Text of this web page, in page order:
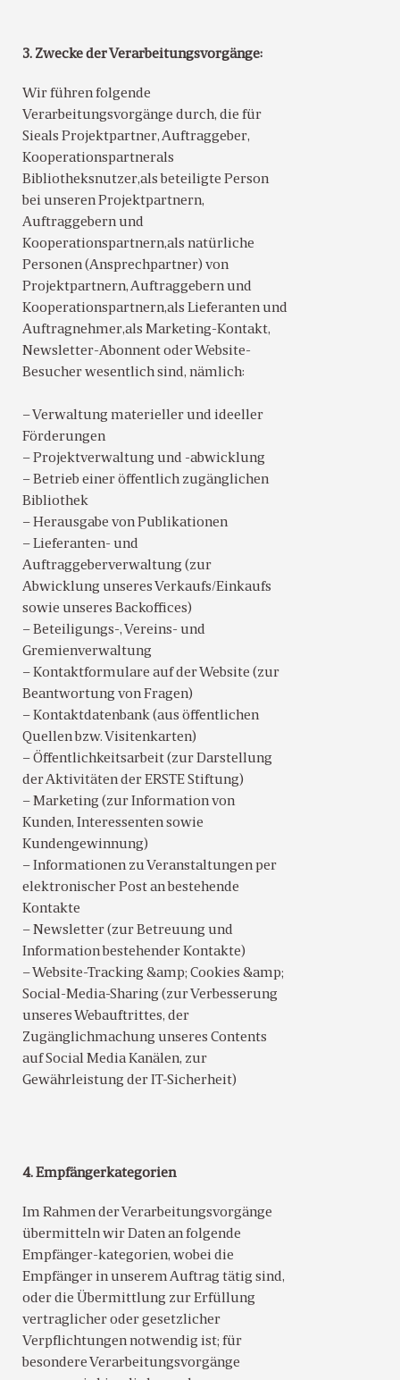
3. Zwecke der Verarbeitungsvorgänge:
Wir führen folgende
Verarbeitungsvorgänge durch, die für
Sieals Projektpartner, Auftraggeber,
Kooperationspartnerals
Bibliotheksnutzer,als beteiligte Person
bei unseren Projektpartnern,
Auftraggebern und
Kooperationspartnern,als natürliche
Personen (Ansprechpartner) von
Projektpartnern, Auftraggebern und
Kooperationspartnern,als Lieferanten und
Auftragnehmer,als Marketing-Kontakt,
Newsletter-Abonnent oder Website-
Besucher wesentlich sind, nämlich:
– Verwaltung materieller und ideeller
Förderungen
– Projektverwaltung und -abwicklung
– Betrieb einer öffentlich zugänglichen
Bibliothek
– Herausgabe von Publikationen
– Lieferanten- und
Auftraggeberverwaltung (zur
Abwicklung unseres Verkaufs/Einkaufs
sowie unseres Backoffices)
– Beteiligungs-, Vereins- und
Gremienverwaltung
– Kontaktformulare auf der Website (zur
Beantwortung von Fragen)
– Kontaktdatenbank (aus öffentlichen
Quellen bzw. Visitenkarten)
– Öffentlichkeitsarbeit (zur Darstellung
der Aktivitäten der ERSTE Stiftung)
– Marketing (zur Information von
Kunden, Interessenten sowie
Kundengewinnung)
– Informationen zu Veranstaltungen per
elektronischer Post an bestehende
Kontakte
– Newsletter (zur Betreuung und
Information bestehender Kontakte)
– Website-Tracking &amp; Cookies &amp;
Social-Media-Sharing (zur Verbesserung
unseres Webauftrittes, der
Zugänglichmachung unseres Contents
auf Social Media Kanälen, zur
Gewährleistung der IT-Sicherheit)
4. Empfängerkategorien
Im Rahmen der Verarbeitungsvorgänge
übermitteln wir Daten an folgende
Empfänger-kategorien, wobei die
Empfänger in unserem Auftrag tätig sind,
oder die Übermittlung zur Erfüllung
vertraglicher oder gesetzlicher
Verpflichtungen notwendig ist; für
besondere Verarbeitungsvorgänge